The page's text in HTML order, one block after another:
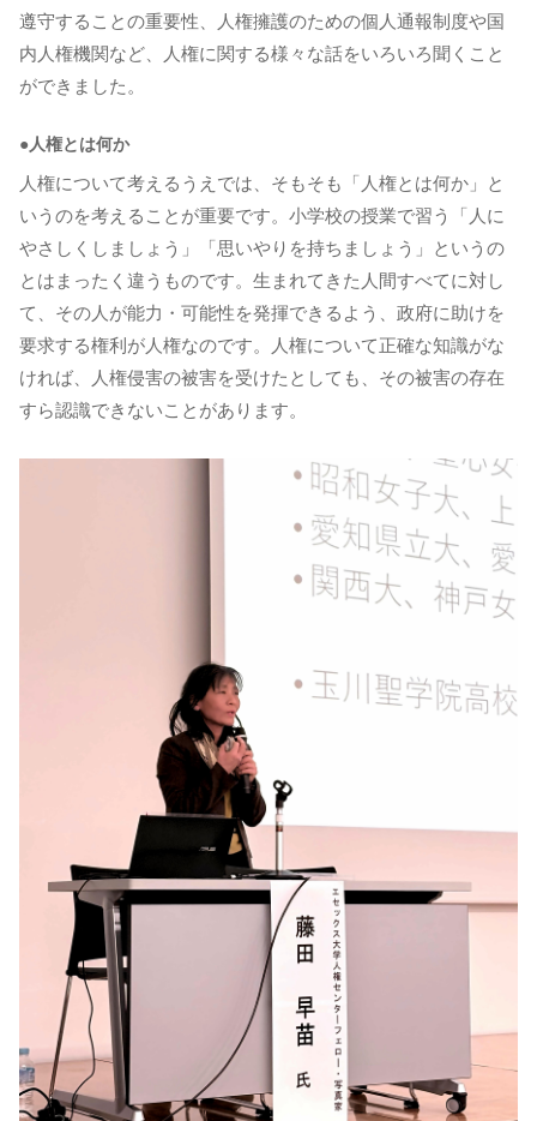
遵守することの重要性、人権擁護のための個人通報制度や国
内人権機関など、人権に関する様々な話をいろいろ聞くこと
ができました。
●人権とは何か
人権について考えるうえでは、そもそも「人権とは何か」と
いうのを考えることが重要です。小学校の授業で習う「人に
やさしくしましょう」「思いやりを持ちましょう」というの
とはまったく違うものです。生まれてきた人間すべてに対し
て、その人が能力・可能性を発揮できるよう、政府に助けを
要求する権利が人権なのです。人権について正確な知識がな
ければ、人権侵害の被害を受けたとしても、その被害の存在
すら認識できないことがあります。